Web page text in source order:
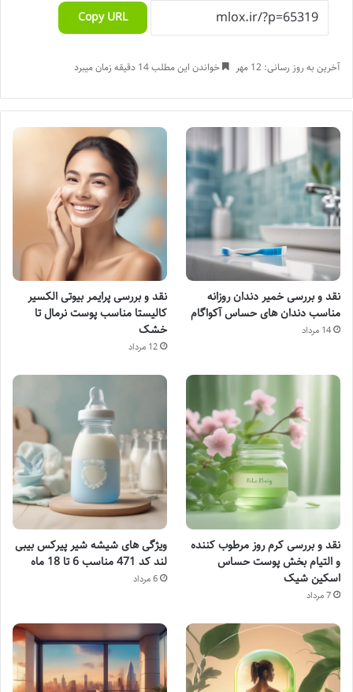
Copy URL
آخرین به روز رسانی: 12 مهر خواندن این مطلب 14 دقیقه زمان میبرد
نقد و بررسی خمیر دندان روزانه
مناسب دندان های حساس آکواگام
14 مرداد
نقد و بررسی پرایمر بیوتی الکسیر
کالیستا مناسب پوست نرمال تا
خشک
12 مرداد
نقد و بررسی کرم روز مرطوب کننده
و التیام بخش پوست حساس
اسکین شیک
7 مرداد
ویژگی های شیشه شیر پیرکس بیبی
لند کد 471 مناسب 6 تا 18 ماه
6 مرداد